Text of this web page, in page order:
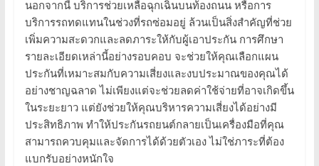
นอกจากนี้ บริการช่วยเหลือฉุกเฉินบนท้องถนน หรือการ
บริการรถทดแทนในช่วงที่รถซ่อมอยู่ ล้วนเป็นสิ่งสำคัญที่ช่วย
เพิ่มความสะดวกและลดภาระให้กับผู้เอาประกัน การศึกษา
รายละเอียดเหล่านี้อย่างรอบคอบ จะช่วยให้คุณเลือกแผน
ประกันที่เหมาะสมกับความเสี่ยงและงบประมาณของคุณได้
อย่างชาญฉลาด ไม่เพียงแต่จะช่วยลดค่าใช้จ่ายที่อาจเกิดขึ้น
ในระยะยาว แต่ยังช่วยให้คุณบริหารความเสี่ยงได้อย่างมี
ประสิทธิภาพ ทำให้ประกันรถยนต์กลายเป็นเครื่องมือที่คุณ
สามารถควบคุมและจัดการได้ด้วยตัวเอง ไม่ใช่ภาระที่ต้อง
แบกรับอย่างหนักใจ